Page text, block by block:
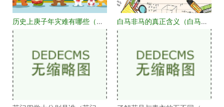
历史上庚子年灾难有哪些（庚
子年大事记盘点）
白马非马的真正含义（白马非
马何解）